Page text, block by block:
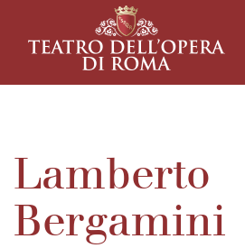
Lamberto
Bergamini